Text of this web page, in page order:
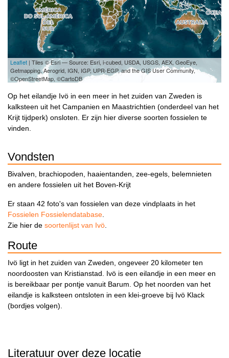
Leaflet | Tiles © Esri — Source: Esri, i-cubed, USDA, USGS, AEX, GeoEye,
Getmapping, Aerogrid, IGN, IGP, UPR-EGP, and the GIS User Community,
©OpenStreetMap, ©CartoDB
Op het eilandje Ivö in een meer in het zuiden van Zweden is
kalksteen uit het Campanien en Maastrichtien (onderdeel van het
Krijt tijdperk) onsloten. Er zijn hier diverse soorten fossielen te
vinden.
Vondsten
Bivalven, brachiopoden, haaientanden, zee-egels, belemnieten
en andere fossielen uit het Boven-Krijt
Er staan 42 foto's van fossielen van deze vindplaats in het
Fossielen Fossielendatabase.
Zie hier de soortenlijst van Ivö.
Route
Ivö ligt in het zuiden van Zweden, ongeveer 20 kilometer ten
noordoosten van Kristianstad. Ivö is een eilandje in een meer en
is bereikbaar per pontje vanuit Barum. Op het noorden van het
eilandje is kalksteen ontsloten in een klei-groeve bij Ivö Klack
(bordjes volgen).
Literatuur over deze locatie